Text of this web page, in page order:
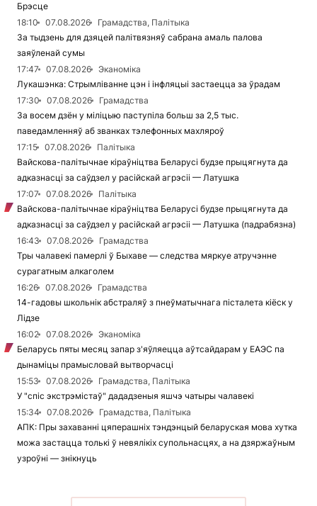
Брэсце
18:10
07.08.2026
Грамадства, Палітыка
За тыдзень для дзяцей палітвязняў сабрана амаль палова
заяўленай сумы
17:47
07.08.2026
Эканоміка
Лукашэнка: Стрымліванне цэн і інфляцыі застаецца за ўрадам
17:30
07.08.2026
Грамадства
За восем дзён у міліцыю паступіла больш за 2,5 тыс.
паведамленняў аб званках тэлефонных махляроў
17:15
07.08.2026
Палітыка
Вайскова-палітычнае кіраўніцтва Беларусі будзе прыцягнута да
адказнасці за саўдзел у расійскай агрэсіі — Латушка
17:07
07.08.2026
Палітыка
Вайскова-палітычнае кіраўніцтва Беларусі будзе прыцягнута да
адказнасці за саўдзел у расійскай агрэсіі — Латушка (падрабязна)
16:43
07.08.2026
Грамадства
Тры чалавекі памерлі ў Быхаве — следства мяркуе атручэнне
сурагатным алкаголем
16:26
07.08.2026
Грамадства
14-гадовы школьнік абстраляў з пнеўматычнага пісталета кіёск у
Лідзе
16:02
07.08.2026
Эканоміка
Беларусь пяты месяц запар з'яўляецца аўтсайдарам у ЕАЭС па
дынаміцы прамысловай вытворчасці
15:53
07.08.2026
Грамадства, Палітыка
У "спіс экстрэмістаў" дададзеныя яшчэ чатыры чалавекі
15:34
07.08.2026
Грамадства, Палітыка
АПК: Пры захаванні цяперашніх тэндэнцый беларуская мова хутка
можа застацца толькі ў невялікіх супольнасцях, а на дзяржаўным
узроўні — знікнуць